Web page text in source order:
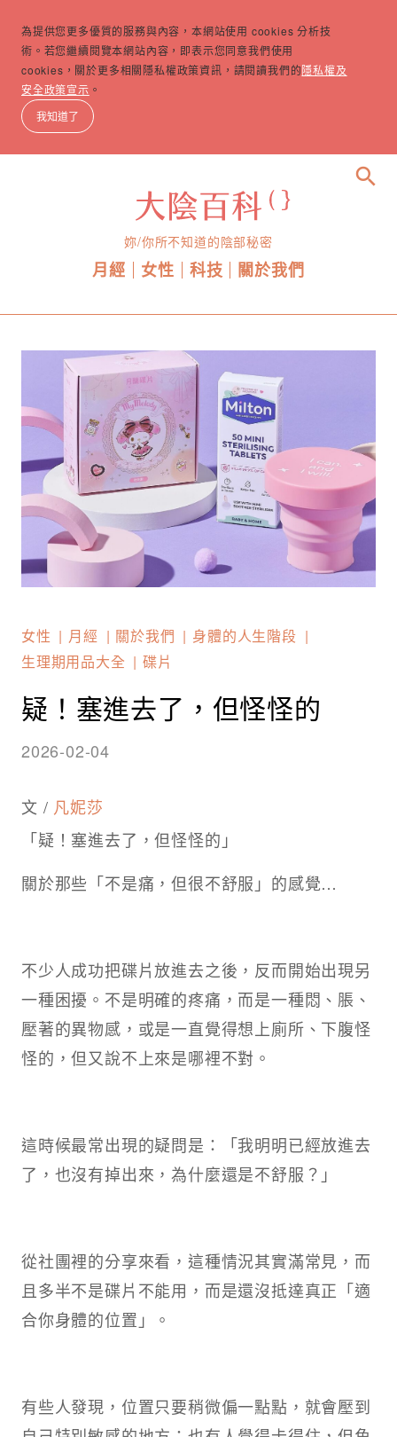
為提供您更多優質的服務與內容，本網站使用 cookies 分析技
術。若您繼續閱覽本網站內容，即表示您同意我們使用
cookies，關於更多相關隱私權政策資訊，請閱讀我們的隱私權及
安全政策宣示 。
我知道了
妳/你所不知道的陰部秘密
月經 女性 科技 關於我們
search
女性 月經 關於我們
身體的人生階段
生理期用品大全
碟片
疑！塞進去了，但怪怪的
2026-02-04
文 / 凡妮莎
「疑！塞進去了，但怪怪的」
關於那些「不是痛，但很不舒服」的感覺…
不少人成功把碟片放進去之後，反而開始出現另
一種困擾。不是明確的疼痛，而是一種悶、脹、
壓著的異物感，或是一直覺得想上廁所、下腹怪
怪的，但又說不上來是哪裡不對。
這時候最常出現的疑問是：「我明明已經放進去
了，也沒有掉出來，為什麼還是不舒服？」
從社團裡的分享來看，這種情況其實滿常見，而
且多半不是碟片不能用，而是還沒抵達真正「適
合你身體的位置」。
有些人發現，位置只要稍微偏一點點，就會壓到